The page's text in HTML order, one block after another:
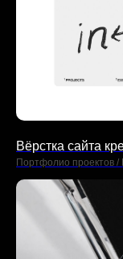
Вёрстка сайта
Портфолио проектов /